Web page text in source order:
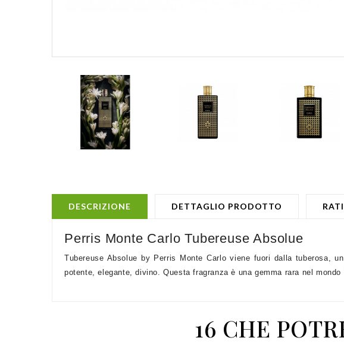
DESCRIZIONE DETTAGLIO PRODOTTO
Perris Monte Carlo Tubereuse Absolue
Tubereuse Absolue by Perris Monte Carlo viene fuori dalla tuberosa,
potente, elegante, divino. Questa fragranza è una gemma rara nel mondo
16 CHE